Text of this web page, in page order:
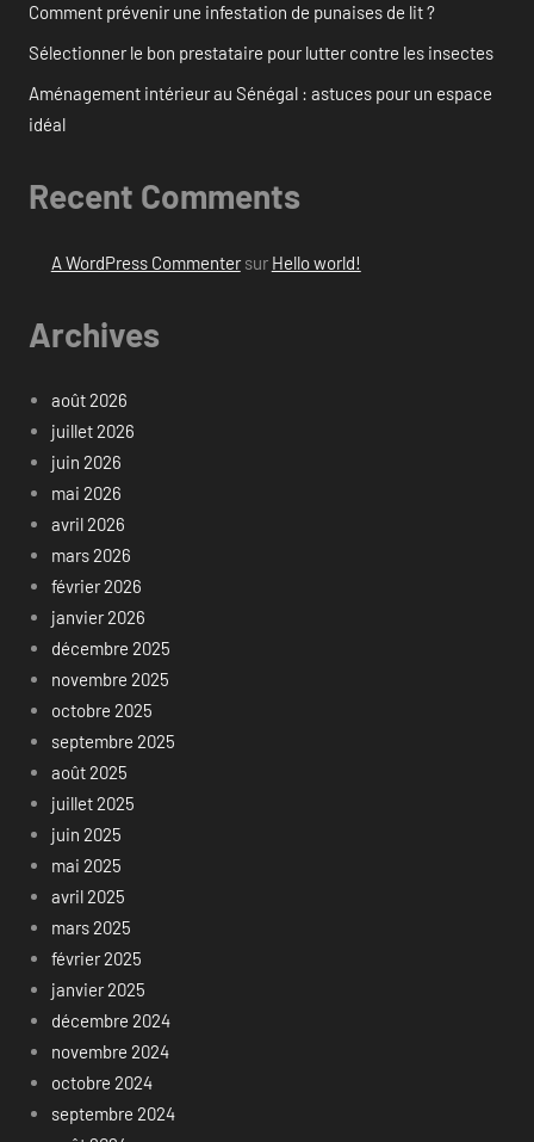
Comment prévenir une infestation de punaises de lit ?
Sélectionner le bon prestataire pour lutter contre les insectes
Aménagement intérieur au Sénégal : astuces pour un espace
idéal
Recent Comments
A WordPress Commentersur Hello world!
Archives
août 2026
juillet 2026
juin 2026
mai 2026
avril 2026
mars 2026
février 2026
janvier 2026
décembre 2025
novembre 2025
octobre 2025
septembre 2025
août 2025
juillet 2025
juin 2025
mai 2025
avril 2025
mars 2025
février 2025
janvier 2025
décembre 2024
novembre 2024
octobre 2024
septembre 2024